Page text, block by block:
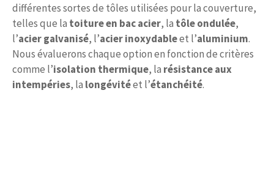
différentes sortes de tôles utilisées pour la couverture,
telles que la toiture en bac acier, la tôle ondulée,
l’acier galvanisé, l’acier inoxydableet l’aluminium.
Nous évaluerons chaque option en fonction de critères
comme l’isolation thermique, la résistance aux
intempéries, la longévitéet l’étanchéité.